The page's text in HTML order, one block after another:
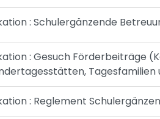
: Schulergänzende
: Gesuch Förderbeiträge
Tagesfamilien
: Reglement